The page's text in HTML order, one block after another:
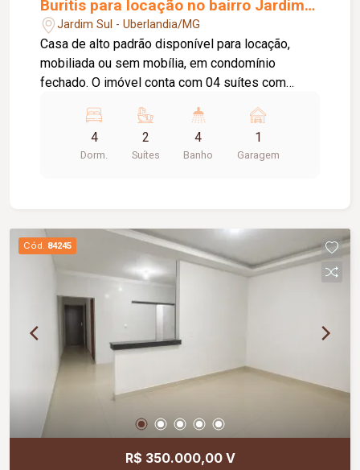
Buritis para locação no bairro Jardim
SulJardim Sul - Uberlandia/MG
Casa de alto padrão disponível para locação,
mobiliada ou sem mobília, em condomínio
fechado. O imóvel conta com 04 suítes com
amplas salas, escritório, home cinema, lavabo e
cozinha totalmente planejada com armários.
Dispõe ainda de varanda, espaço gourmet
vagas adicionais de estacionamento. Um imóvel
que reúne sofisticação, conforto e funcionalidade,
ideal para quem busca exclusividade, segurança
e qualidade de vida em um dos melhores
condomínios fechados de Uberlândia.
4
Dorm.
2
Suítes
4
Banho
1
Garagem
Cód. 84245
R$ 350.000,00 V